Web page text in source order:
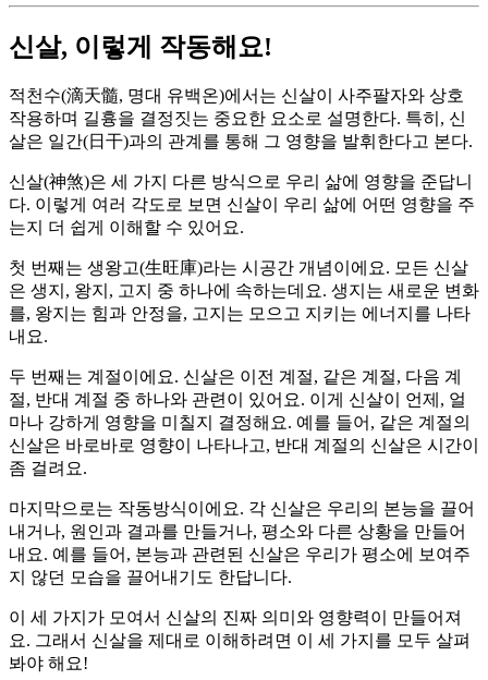
신살, 이렇게 작동해요!
적천수(滴天髓, 명대 유백온)에서는 신살이 사주팔자와 상호
작용하며 길흉을 결정짓는 중요한 요소로 설명한다. 특히, 신
살은 일간(日干)과의 관계를 통해 그 영향을 발휘한다고 본다.
신살(神煞)은 세 가지 다른 방식으로 우리 삶에 영향을 준답니
다. 이렇게 여러 각도로 보면 신살이 우리 삶에 어떤 영향을 주
는지 더 쉽게 이해할 수 있어요.
첫 번째는 생왕고(生旺庫)라는 시공간 개념이에요. 모든 신살
은 생지, 왕지, 고지 중 하나에 속하는데요. 생지는 새로운 변화
를, 왕지는 힘과 안정을, 고지는 모으고 지키는 에너지를 나타
내요.
두 번째는 계절이에요. 신살은 이전 계절, 같은 계절, 다음 계
절, 반대 계절 중 하나와 관련이 있어요. 이게 신살이 언제, 얼
마나 강하게 영향을 미칠지 결정해요. 예를 들어, 같은 계절의
신살은 바로바로 영향이 나타나고, 반대 계절의 신살은 시간이
좀 걸려요.
마지막으로는 작동방식이에요. 각 신살은 우리의 본능을 끌어
내거나, 원인과 결과를 만들거나, 평소와 다른 상황을 만들어
내요. 예를 들어, 본능과 관련된 신살은 우리가 평소에 보여주
지 않던 모습을 끌어내기도 한답니다.
이 세 가지가 모여서 신살의 진짜 의미와 영향력이 만들어져
요. 그래서 신살을 제대로 이해하려면 이 세 가지를 모두 살펴
봐야 해요!